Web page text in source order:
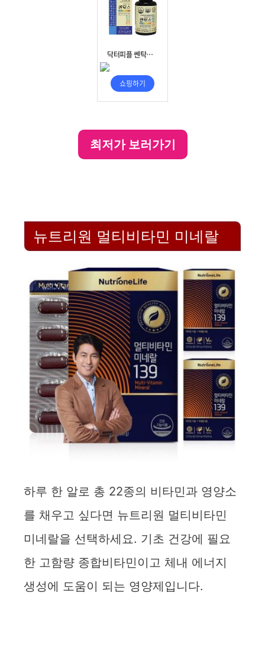
최저가 보러가기
뉴트리원 멀티비타민 미네랄
하루 한 알로 총 22종의 비타민과 영양소
를 채우고 싶다면 뉴트리원 멀티비타민
미네랄을 선택하세요. 기초 건강에 필요
한 고함량 종합비타민이고 체내 에너지
생성에 도움이 되는 영양제입니다.